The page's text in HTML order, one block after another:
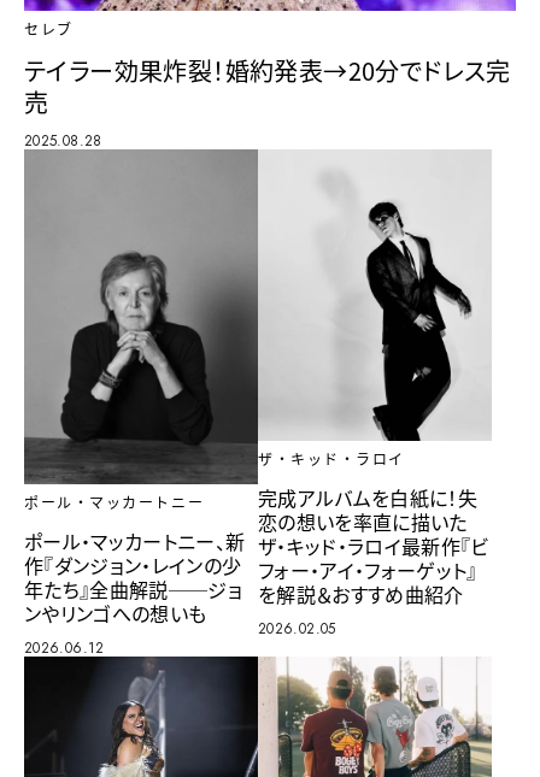
セレブ
テイラー効果炸裂！婚約発表→20分でドレス完
売
2025.08.28
ポール・マッカートニー
ポール・マッカートニー、新
作『ダンジョン・レインの少
年たち』全曲解説──ジョ
ンやリンゴへの想いも
2026.06.12
ザ・キッド・ラロイ
完成アルバムを白紙に！失
恋の想いを率直に描いた
ザ・キッド・ラロイ最新作『ビ
フォー・アイ・フォーゲット』
を解説＆おすすめ曲紹介
2026.02.05